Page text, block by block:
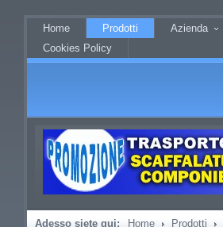
Home
Prodotti Azienda
Cookies Policy
Adesso siete qui: Home Prodotti